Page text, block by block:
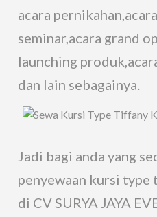
acara
seminar,acara grand
launching
dan lain sebagainya.
Jadi bagi anda yang
penyewaan kursi type
di CV SURYA JAYA